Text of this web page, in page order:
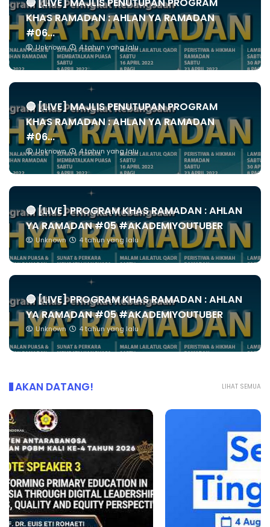
KHAS RAMADAN : AHLAN YA RAMADAN
#06...
Unknown 4 tahun yang lalu
🔴 [LIVE] MAJLIS PENUTUPAN PROGRAM
KHAS RAMADAN : AHLAN YA RAMADAN
#06...
Unknown 4 tahun yang lalu
🔴 [LIVE] PROGRAM KHAS RAMADAN : AHLAN
YA RAMADAN #05 #AKADEMIYOUTUBER
Unknown 4 tahun yang lalu
🔴 [LIVE] PROGRAM KHAS RAMADAN : AHLAN
YA RAMADAN #05 #AKADEMIYOUTUBER
Unknown 4 tahun yang lalu
LIHAT SEMUA
AKAN DATANG!